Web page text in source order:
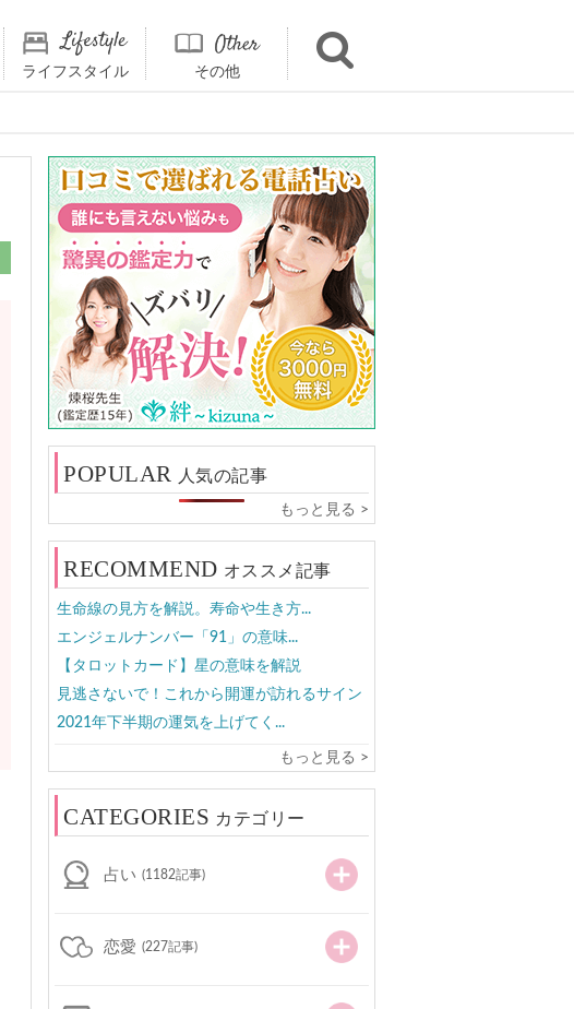
ライフスタイル その他
POPULAR 人気の記事
もっと見る >
RECOMMEND オススメ記事
生命線の見方を解説。寿命や生き方...
エンジェルナンバー「91」の意味...
【タロットカード】星の意味を解説
見逃さないで！これから開運が訪れるサイン
2021年下半期の運気を上げてく...
もっと見る >
CATEGORIES カテゴリー
占い (1182記事)
恋愛 (227記事)